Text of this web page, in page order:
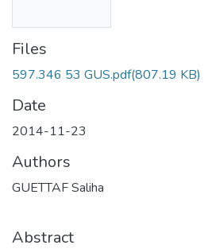
Files
597.346 53 GUS.pdf(807.19 KB)
Date
2014-11-23
Authors
GUETTAF Saliha
Abstract